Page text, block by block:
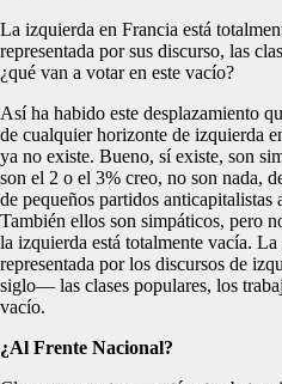
La izquierda en Francia está
representada por sus discurso, las
¿qué van a votar en este vacío?
Así ha habido este desplazamiento
de cualquier horizonte de izquierda
ya no existe. Bueno, sí existe, son
son el 2 o el 3% creo, no son nada,
de pequeños partidos anticapitalistas
También ellos son simpáticos, pero
la izquierda está totalmente vacía. La
representada por los discursos de
siglo— las clases populares, los
vacío.
¿Al Frente Nacional?